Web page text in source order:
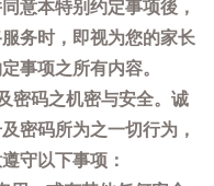
意本特别约定事项後，
务时，即视为您的家长
事项之所有内容。
密码之机密与安全。诚
密码所为之一切行为，
守以下事项：